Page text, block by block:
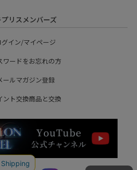
プリスメンバーズ
グイン/マイページ
ワードをお忘れの方
ールマガジン登録
ント交換商品と交換